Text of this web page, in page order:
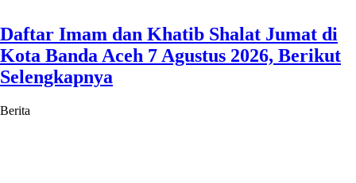
Daftar Imam dan Khatib Shalat Jumat di
Kota Banda Aceh 7 Agustus 2026, Berikut
Selengkapnya
Berita